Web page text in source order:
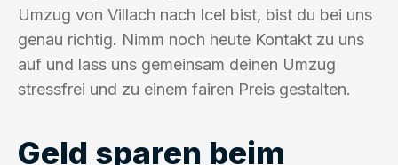
Umzug von Villach nach Icel bist, bist du bei uns
genau richtig. Nimm noch heute Kontakt zu uns
auf und lass uns gemeinsam deinen Umzug
stressfrei und zu einem fairen Preis gestalten.
Geld sparen beim